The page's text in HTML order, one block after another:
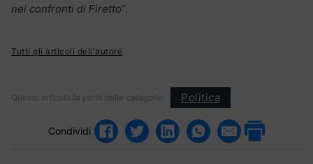
nei confronti di Firetto“.
Tutti gli articoli dell'autore
Questo articolo fa parte delle categorie: Politica
Condividi